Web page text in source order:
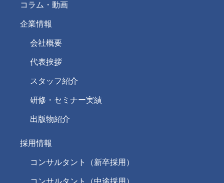
コラム・動画
企業情報
会社概要
代表挨拶
スタッフ紹介
研修・セミナー実績
出版物紹介
採用情報
コンサルタント（新卒採用）